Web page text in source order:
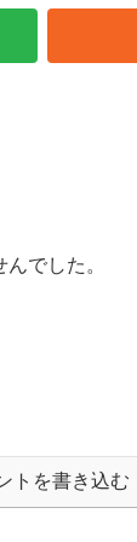
でした。
トを書き込む